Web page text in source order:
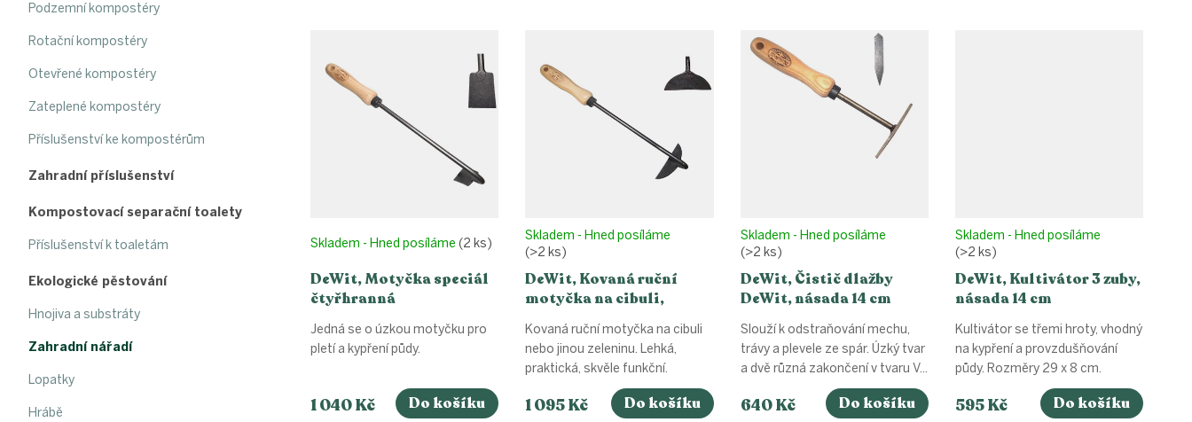
Podzemní kompostéry
Rotační kompostéry
Otevřené kompostéry
Zateplené kompostéry
Příslušenství ke kompostérům
Zahradní příslušenství
Kompostovací separační toalety
Příslušenství k toaletám
Ekologické pěstování
Hnojiva a substráty
Zahradní nářadí
Lopatky
Hrábě
DeWit, Motyčka speciál
čtyřhranná
Skladem - Hned posíláme (2 ks)
1 040 Kč Do košíku
Jedná se o úzkou motyčku pro
pletí a kypření půdy.
DeWit, Kovaná ruční
motyčka na cibuli,
Skladem - Hned posíláme
(>2 ks)
1 095 Kč Do košíku
Kovaná ruční motyčka na cibuli
nebo jinou zeleninu. Lehká,
praktická, skvěle funkční.
DeWit, Čistič dlažby
DeWit, násada 14 cm
Skladem - Hned posíláme
(>2 ks)
640 Kč Do košíku
Slouží k odstraňování mechu,
trávy a plevele ze spár. Úzký tvar
a dvě různá zakončení v tvaru V...
DeWit, Kultivátor 3 zuby,
násada 14 cm
Skladem - Hned posíláme
(>2 ks)
595 Kč Do košíku
Kultivátor se třemi hroty, vhodný
na kypření a provzdušňování
půdy. Rozměry 29 x 8 cm.